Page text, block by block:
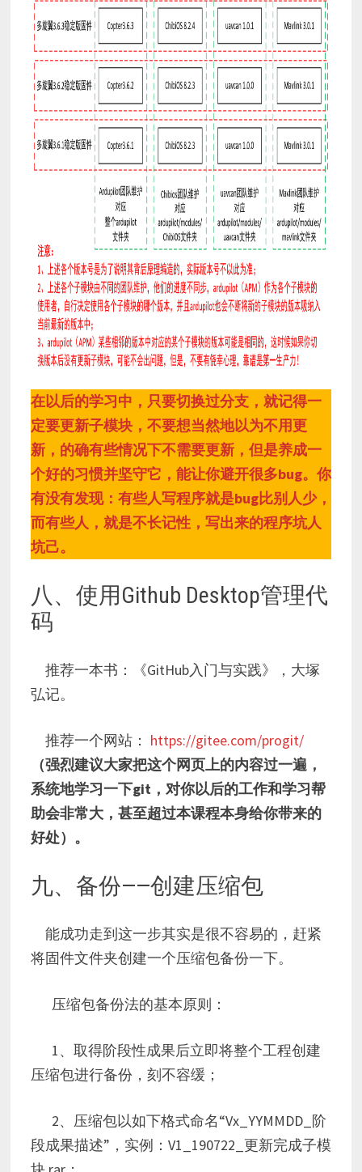
在以后的学习中，只要切换过分支，就记得一
定要更新子模块，不要想当然地以为不用更
新，的确有些情况下不需要更新，但是养成一
个好的习惯并坚守它，能让你避开很多bug。你
有没有发现：有些人写程序就是bug比别人少，
而有些人，就是不长记性，写出来的程序坑人
坑己。
八、使用Github Desktop管理代
码
推荐一本书：《GitHub入门与实践》，大塚
弘记。
推荐一个网站： https://gitee.com/progit/
（强烈建议大家把这个网页上的内容过一遍，
系统地学习一下git，对你以后的工作和学习帮
助会非常大，甚至超过本课程本身给你带来的
好处）。
九、备份——创建压缩包
能成功走到这一步其实是很不容易的，赶紧
将固件文件夹创建一个压缩包备份一下。
压缩包备份法的基本原则：
1、取得阶段性成果后立即将整个工程创建
压缩包进行备份，刻不容缓；
2、压缩包以如下格式命名“Vx_YYMMDD_阶
段成果描述”，实例：V1_190722_更新完成子模